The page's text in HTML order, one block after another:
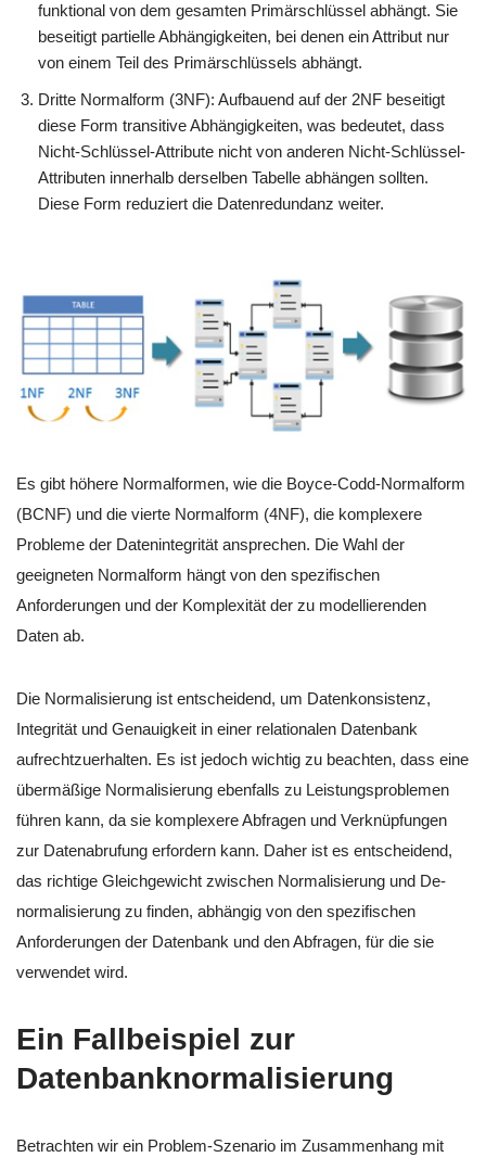
funktional von dem gesamten Primärschlüssel abhängt. Sie
beseitigt partielle Abhängigkeiten, bei denen ein Attribut nur
von einem Teil des Primärschlüssels abhängt.
Dritte Normalform (3NF): Aufbauend auf der 2NF beseitigt
diese Form transitive Abhängigkeiten, was bedeutet, dass
Nicht-Schlüssel-Attribute nicht von anderen Nicht-Schlüssel-
Attributen innerhalb derselben Tabelle abhängen sollten.
Diese Form reduziert die Datenredundanz weiter.
Es gibt höhere Normalformen, wie die Boyce-Codd-Normalform
(BCNF) und die vierte Normalform (4NF), die komplexere
Probleme der Datenintegrität ansprechen. Die Wahl der
geeigneten Normalform hängt von den spezifischen
Anforderungen und der Komplexität der zu modellierenden
Daten ab.
Die Normalisierung ist entscheidend, um Datenkonsistenz,
Integrität und Genauigkeit in einer relationalen Datenbank
aufrechtzuerhalten. Es ist jedoch wichtig zu beachten, dass eine
übermäßige Normalisierung ebenfalls zu Leistungsproblemen
führen kann, da sie komplexere Abfragen und Verknüpfungen
zur Datenabrufung erfordern kann. Daher ist es entscheidend,
das richtige Gleichgewicht zwischen Normalisierung und De-
normalisierung zu finden, abhängig von den spezifischen
Anforderungen der Datenbank und den Abfragen, für die sie
verwendet wird.
Ein Fallbeispiel zur
Datenbanknormalisierung
Betrachten wir ein Problem-Szenario im Zusammenhang mit